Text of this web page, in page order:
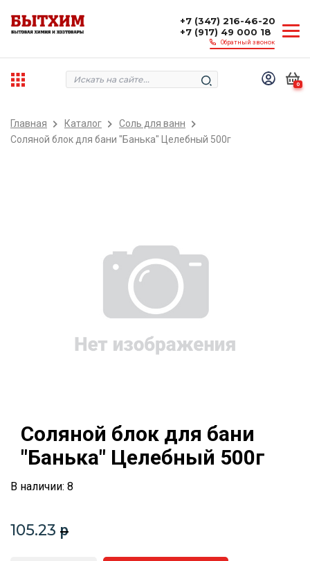
+7 (347) 216-46-20
+7 (917) 49 000 18
Обратный звонок
0
Главная Каталог
Соль для ванн
Соляной блок для бани "Банька" Целебный 500г
Соляной блок для бани
"Банька" Целебный 500г
В наличии: 8
105.23 p